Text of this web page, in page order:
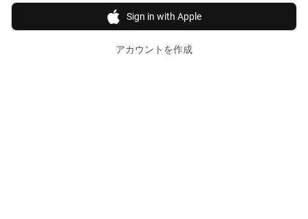
Sign in with Apple
アカウントを作成